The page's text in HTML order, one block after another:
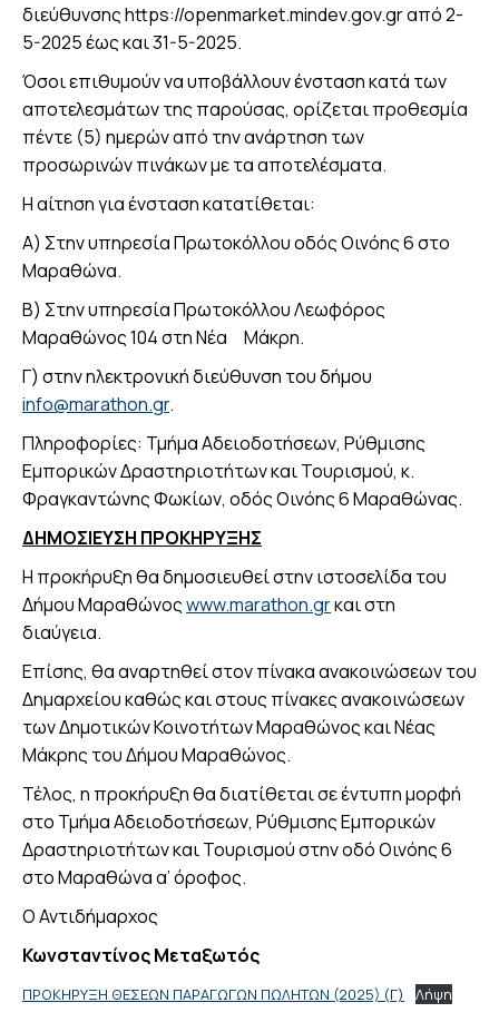
διεύθυνσης https://openmarket.mindev.gov.gr από 2-
5-2025 έως και 31-5-2025.
Όσοι επιθυμούν να υποβάλλουν ένσταση κατά των
αποτελεσμάτων της παρούσας, ορίζεται προθεσμία
πέντε (5) ημερών από την ανάρτηση των
προσωρινών πινάκων με τα αποτελέσματα.
Η αίτηση για ένσταση κατατίθεται:
Α) Στην υπηρεσία Πρωτοκόλλου οδός Οινόης 6 στο
Μαραθώνα.
B) Στην υπηρεσία Πρωτοκόλλου Λεωφόρος
Μαραθώνος 104 στη Νέα Μάκρη.
Γ) στην ηλεκτρονική διεύθυνση του δήμου
info@marathon.gr.
Πληροφορίες: Τμήμα Αδειοδοτήσεων, Ρύθμισης
Εμπορικών Δραστηριοτήτων και Τουρισμού, κ.
Φραγκαντώνης Φωκίων, οδός Οινόης 6 Μαραθώνας.
ΔΗΜΟΣΙΕΥΣΗ ΠΡΟΚΗΡΥΞΗΣ
Η προκήρυξη θα δημοσιευθεί στην ιστοσελίδα του
Δήμου Μαραθώνοςwww.marathon.grκαι στη
διαύγεια.
Επίσης, θα αναρτηθεί στον πίνακα ανακοινώσεων του
Δημαρχείου καθώς και στους πίνακες ανακοινώσεων
των Δημοτικών Κοινοτήτων Μαραθώνος και Νέας
Μάκρης του Δήμου Μαραθώνος.
Τέλος, η προκήρυξη θα διατίθεται σε έντυπη μορφή
στο Τμήμα Αδειοδοτήσεων, Ρύθμισης Εμπορικών
Δραστηριοτήτων και Τουρισμού στην οδό Οινόης 6
στο Μαραθώνα α’ όροφος.
Ο Αντιδήμαρχος
Κωνσταντίνος Μεταξωτός
ΠΡΟΚΗΡΥΞΗ ΘΕΣΕΩΝ ΠΑΡΑΓΩΓΩΝ ΠΩΛΗΤΩΝ (2025) (Γ) Λήψη